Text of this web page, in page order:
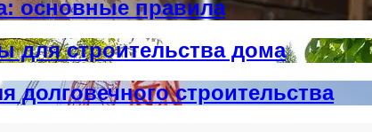
основные правила
для строительства дома
строительства